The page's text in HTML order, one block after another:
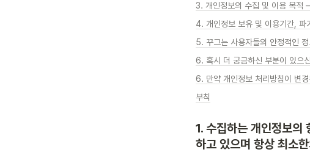
3. 개인정보의 수집 및 이용 목적
5. 꾸그는 사용자들의 안정적인
6. 혹시 더 궁금하신 부분이 있으
6. 만약 개인정보 처리방침이 변
부칙
1. 수집하는 개인정보의
하고 있으며 항상 최소